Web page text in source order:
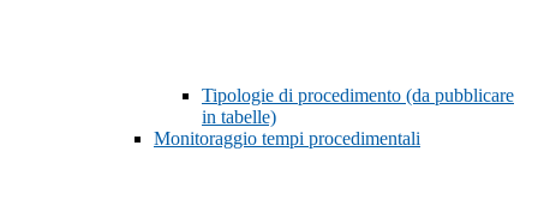
Tipologie di procedimento (da pubblicare
in tabelle)
Monitoraggio tempi procedimentali